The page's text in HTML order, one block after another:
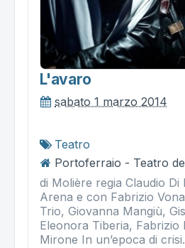
L'avaro
sabato 1 marzo 2014
Teatro
Portoferraio - Teatro
di Molière regia Claudio Di
Arena e con Fabrizio
Trio, Giovanna Mangiù,
Eleonora Tiberia, Fabrizio
Mirone In un’epoca di